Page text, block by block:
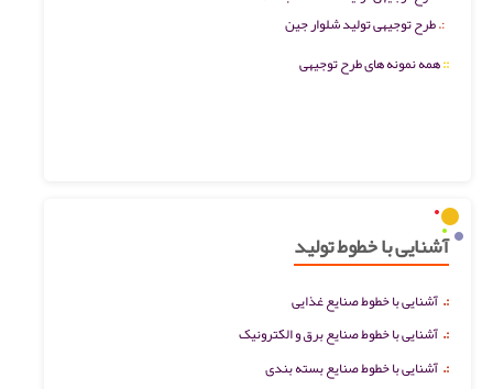
طرح توجیهی تولید شلوار جین
::همه نمونه های طرح توجیهی
آشنایی با خطوط تولید
:. آشنایی با خطوط صنایع غذایی
:. آشنایی با خطوط صنایع برق و الکترونیک
:. آشنایی با خطوط صنایع بسته بندی